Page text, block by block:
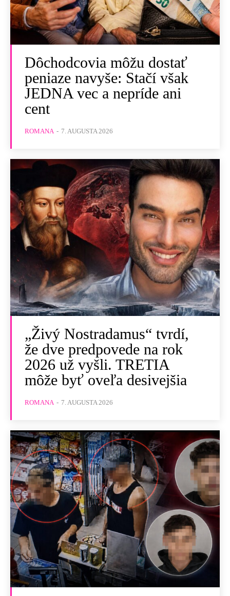
Dôchodcovia môžu dostať
peniaze navyše: Stačí však
JEDNA vec a nepríde ani
cent
ROMANA - 7. AUGUSTA 2026
„Živý Nostradamus“ tvrdí,
že dve predpovede na rok
2026 už vyšli. TRETIA
môže byť oveľa desivejšia
ROMANA - 7. AUGUSTA 2026